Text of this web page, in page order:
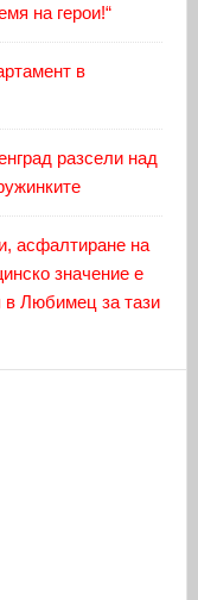
на герои!“
в
разсели над
асфалтиране на
значение е
в Любимец за тази